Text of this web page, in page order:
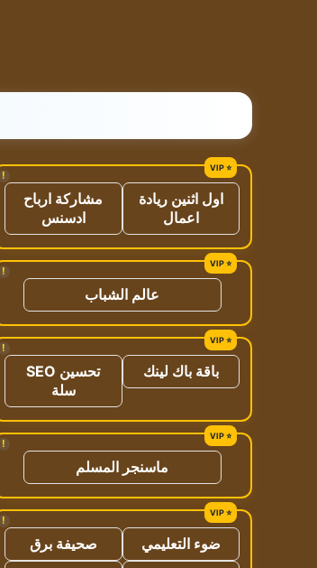
!
اول اثنين ريادة
اعمال
مشاركة ارباح
ادسنس
!
عالم الشباب
!
باقة باك لينك
تحسين SEO
سلة
!
ماسنجر المسلم
!
ضوء التعليمي
صحيفة برق